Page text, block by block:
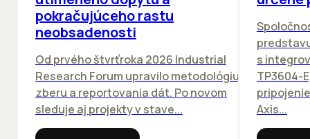
pokračujúceho rastu
neobsadenosti
Od prvého štvrťroka 2026 Industrial
Research Forum upravilo metodológiu
zberu a reportovania dát. Po novom
sleduje aj projekty v stave...
s
TP3604-
Axis...